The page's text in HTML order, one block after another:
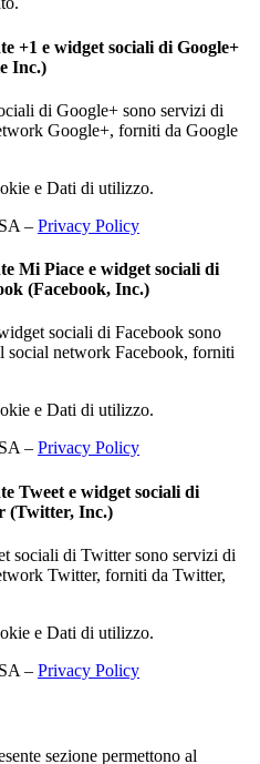
+1 e widget sociali di Google+
Inc.)
di Google+ sono servizi di
Google+, forniti da Google
e Dati di utilizzo.
– Privacy Policy
Mi Piace e widget sociali di
(Facebook, Inc.)
sociali di Facebook sono
social network Facebook, forniti
e Dati di utilizzo.
– Privacy Policy
Tweet e widget sociali di
(Twitter, Inc.)
sociali di Twitter sono servizi di
Twitter, forniti da Twitter,
e Dati di utilizzo.
– Privacy Policy
sezione permettono al